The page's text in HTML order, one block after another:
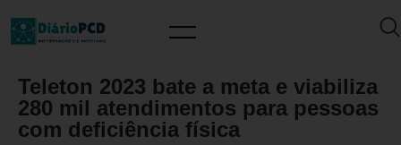
Teleton 2023 bate a meta e viabiliza
280 mil atendimentos para pessoas
com deficiência física